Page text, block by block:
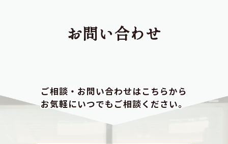
お問い合わせ
ご相談・お問い合わせはこちらから
お気軽にいつでもご相談ください。